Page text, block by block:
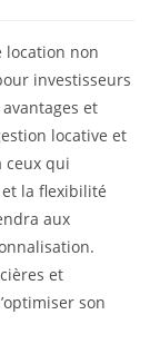
location non
investisseurs
et
locative et
ceux qui
la flexibilité
aux
et
son